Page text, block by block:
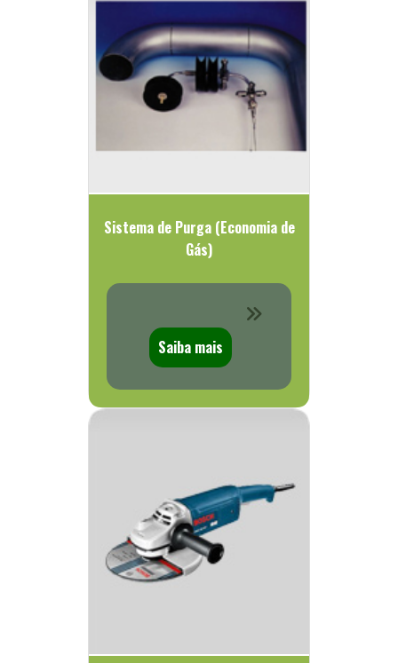
Sistema de Purga (Economia de
Gás)
Saiba mais